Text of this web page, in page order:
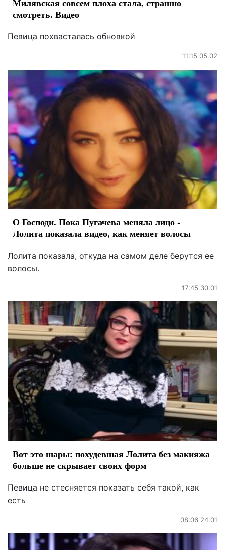
Милявская совсем плоха стала, страшно
смотреть. Видео
Певица похвасталась обновкой
11:15 05.02
О Господи. Пока Пугачева меняла лицо -
Лолита показала видео, как меняет волосы
Лолита показала, откуда на самом деле берутся ее
волосы.
17:45 30.01
Вот это шары: похудевшая Лолита без макияжа
больше не скрывает своих форм
Певица не стесняется показать себя такой, как
есть
08:06 24.01